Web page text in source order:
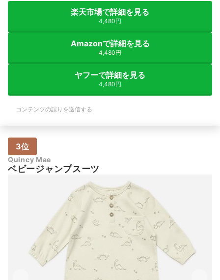
楽天市場で詳細を見る
4,480円
Amazonで詳細を見る
4,480円
ヤフーで詳細を見る
4,480円
コンテンツの誤りを送信する
3位
Quincy Mae
ベビージャンプスーツ